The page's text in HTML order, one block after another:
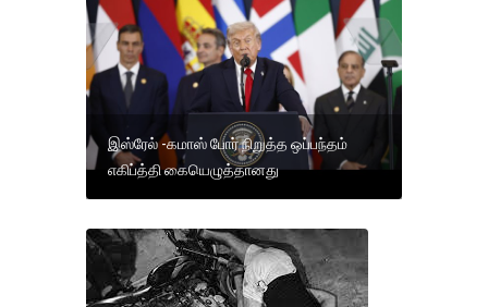
இஸ்ரேல் -கமாஸ் போர் நிறுத்த ஒப்பந்தம்
எகிப்த்தி கையெழுத்தானது